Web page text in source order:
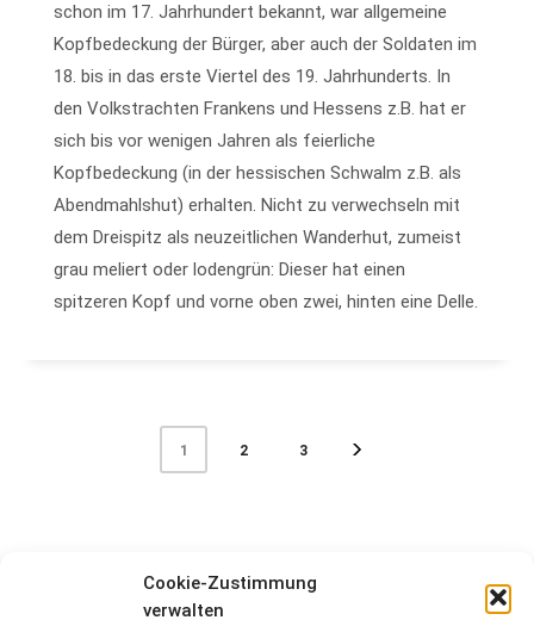
Cookie-Zustimmung
verwalten
schon im 17. Jahrhundert bekannt, war allgemeine
Kopfbedeckung der Bürger, aber auch der Soldaten im
18. bis in das erste Viertel des 19. Jahrhunderts. In
den Volkstrachten Frankens und Hessens z.B. hat er
sich bis vor wenigen Jahren als feierliche
Kopfbedeckung (in der hessischen Schwalm z.B. als
Abendmahlshut) erhalten. Nicht zu verwechseln mit
dem Dreispitz als neuzeitlichen Wanderhut, zumeist
grau meliert oder lodengrün: Dieser hat einen
spitzeren Kopf und vorne oben zwei, hinten eine Delle.
1 2 3